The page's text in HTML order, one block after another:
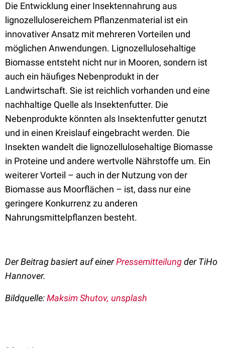
Die Entwicklung einer Insektennahrung aus
lignozellulosereichem Pflanzenmaterial ist ein
innovativer Ansatz mit mehreren Vorteilen und
möglichen Anwendungen. Lignozellulosehaltige
Biomasse entsteht nicht nur in Mooren, sondern ist
auch ein häufiges Nebenprodukt in der
Landwirtschaft. Sie ist reichlich vorhanden und eine
nachhaltige Quelle als Insektenfutter. Die
Nebenprodukte könnten als Insektenfutter genutzt
und in einen Kreislauf eingebracht werden. Die
Insekten wandelt die lignozellulosehaltige Biomasse
in Proteine und andere wertvolle Nährstoffe um. Ein
weiterer Vorteil – auch in der Nutzung von der
Biomasse aus Moorflächen – ist, dass nur eine
geringere Konkurrenz zu anderen
Nahrungsmittelpflanzen besteht.
Der Beitrag basiert auf einerPressemitteilungder TiHo
Hannover.
Bildquelle:Maksim Shutov, unsplash